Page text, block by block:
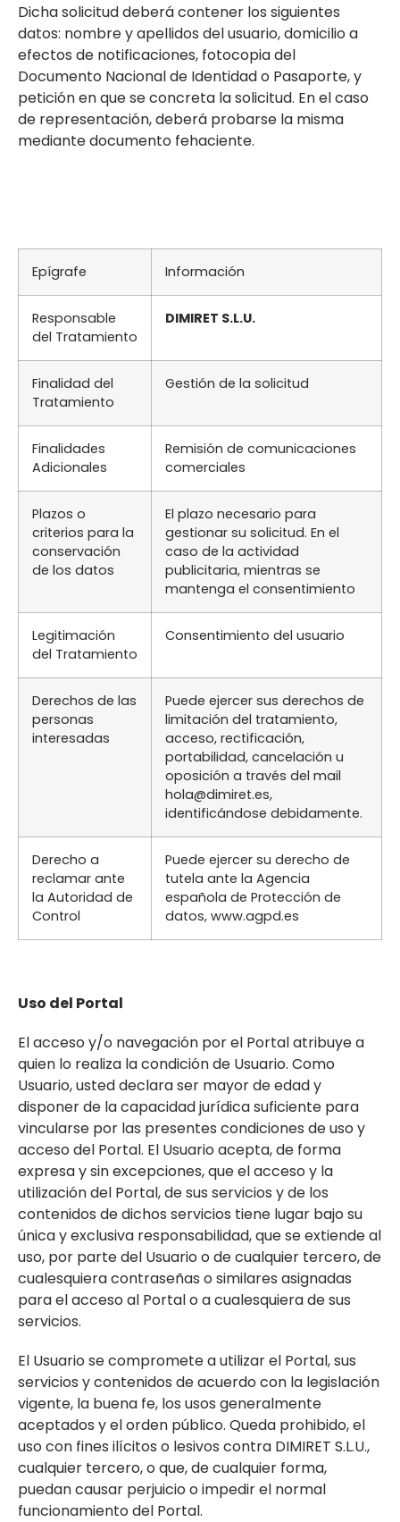
Dicha solicitud deberá contener los siguientes
datos: nombre y apellidos del usuario, domicilio a
efectos de notificaciones, fotocopia del
Documento Nacional de Identidad o Pasaporte, y
petición en que se concreta la solicitud. En el caso
de representación, deberá probarse la misma
mediante documento fehaciente.
Epígrafe Información
Responsable
del Tratamiento
DIMIRET S.L.U.
Finalidad del
Tratamiento
Gestión de la solicitud
Finalidades
Adicionales
Remisión de comunicaciones
comerciales
Plazos o
criterios para la
conservación
de los datos
El plazo necesario para
gestionar su solicitud. En el
caso de la actividad
publicitaria, mientras se
mantenga el consentimiento
Legitimación
del Tratamiento
Consentimiento del usuario
Derechos de las
personas
interesadas
Puede ejercer sus derechos de
limitación del tratamiento,
acceso, rectificación,
portabilidad, cancelación u
oposición a través del mail
hola@dimiret.es,
identificándose debidamente.
Derecho a
reclamar ante
la Autoridad de
Control
Puede ejercer su derecho de
tutela ante la Agencia
española de Protección de
datos, www.agpd.es
Uso del Portal
El acceso y/o navegación por el Portal atribuye a
quien lo realiza la condición de Usuario. Como
Usuario, usted declara ser mayor de edad y
disponer de la capacidad jurídica suficiente para
vincularse por las presentes condiciones de uso y
acceso del Portal. El Usuario acepta, de forma
expresa y sin excepciones, que el acceso y la
utilización del Portal, de sus servicios y de los
contenidos de dichos servicios tiene lugar bajo su
única y exclusiva responsabilidad, que se extiende al
uso, por parte del Usuario o de cualquier tercero, de
cualesquiera contraseñas o similares asignadas
para el acceso al Portal o a cualesquiera de sus
servicios.
El Usuario se compromete a utilizar el Portal, sus
servicios y contenidos de acuerdo con la legislación
vigente, la buena fe, los usos generalmente
aceptados y el orden público. Queda prohibido, el
uso con fines ilícitos o lesivos contra DIMIRET S.L.U.,
cualquier tercero, o que, de cualquier forma,
puedan causar perjuicio o impedir el normal
funcionamiento del Portal.